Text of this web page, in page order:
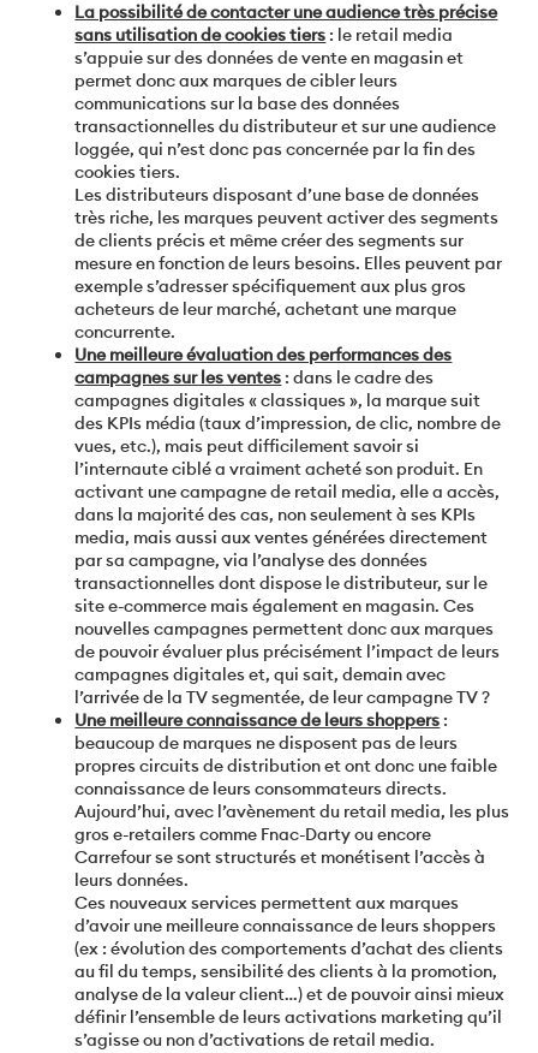
La possibilité de contacter une audience très précise
sans utilisation de cookies tiers : le retail media
s’appuie sur des données de vente en magasin et
permet donc aux marques de cibler leurs
communications sur la base des données
transactionnelles du distributeur et sur une audience
loggée, qui n’est donc pas concernée par la fin des
cookies tiers.
Les distributeurs disposant d’une base de données
très riche, les marques peuvent activer des segments
de clients précis et même créer des segments sur
mesure en fonction de leurs besoins. Elles peuvent par
exemple s’adresser spécifiquement aux plus gros
acheteurs de leur marché, achetant une marque
concurrente.
Une meilleure évaluation des performances des
campagnes sur les ventes : dans le cadre des
campagnes digitales « classiques », la marque suit
des KPIs média (taux d’impression, de clic, nombre de
vues, etc.), mais peut difficilement savoir si
l’internaute ciblé a vraiment acheté son produit. En
activant une campagne de retail media, elle a accès,
dans la majorité des cas, non seulement à ses KPIs
media, mais aussi aux ventes générées directement
par sa campagne, via l’analyse des données
transactionnelles dont dispose le distributeur, sur le
site e-commerce mais également en magasin. Ces
nouvelles campagnes permettent donc aux marques
de pouvoir évaluer plus précisément l’impact de leurs
campagnes digitales et, qui sait, demain avec
l’arrivée de la TV segmentée, de leur campagne TV ?
Une meilleure connaissance de leurs shoppers :
beaucoup de marques ne disposent pas de leurs
propres circuits de distribution et ont donc une faible
connaissance de leurs consommateurs directs.
Aujourd’hui, avec l’avènement du retail media, les plus
gros e-retailers comme Fnac-Darty ou encore
Carrefour se sont structurés et monétisent l’accès à
leurs données.
Ces nouveaux services permettent aux marques
d’avoir une meilleure connaissance de leurs shoppers
(ex : évolution des comportements d’achat des clients
au fil du temps, sensibilité des clients à la promotion,
analyse de la valeur client…) et de pouvoir ainsi mieux
définir l’ensemble de leurs activations marketing qu’il
s’agisse ou non d’activations de retail media.